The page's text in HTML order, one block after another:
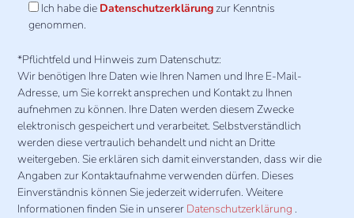
Ich habe die Datenschutzerklärung zur Kenntnis
genommen.
lasse
dieses
Feld
leer.
*Pflichtfeld und Hinweis zum Datenschutz:
Wir benötigen Ihre Daten wie Ihren Namen und Ihre E-Mail-
Adresse, um Sie korrekt ansprechen und Kontakt zu Ihnen
aufnehmen zu können. Ihre Daten werden diesem Zwecke
elektronisch gespeichert und verarbeitet. Selbstverständlich
werden diese vertraulich behandelt und nicht an Dritte
weitergeben. Sie erklären sich damit einverstanden, dass wir die
Angaben zur Kontaktaufnahme verwenden dürfen. Dieses
Einverständnis können Sie jederzeit widerrufen. Weitere
Informationen finden Sie in unserer Datenschutzerklärung .